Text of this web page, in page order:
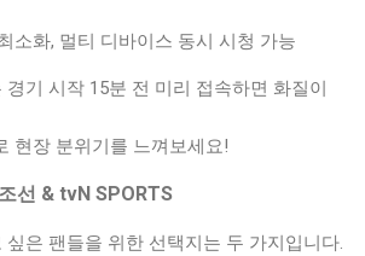
소화, 멀티 디바이스 동시 시청 가능
경기 시작 15분 전 미리 접속하면 화질이
현장 분위기를 느껴보세요!
선 & tvN SPORTS
은 팬들을 위한 선택지는 두 가지입니다.